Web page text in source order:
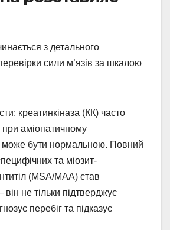
з детального
сили м’язів за шкалою
креатинкіназа (КК) часто
аміопатичному
може бути нормальною. Повний
та міозит-
(MSA/MAA) став
не тільки підтверджує
перебіг та підказує